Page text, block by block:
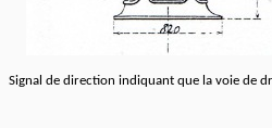
Signal de direction indiquant que la voie de